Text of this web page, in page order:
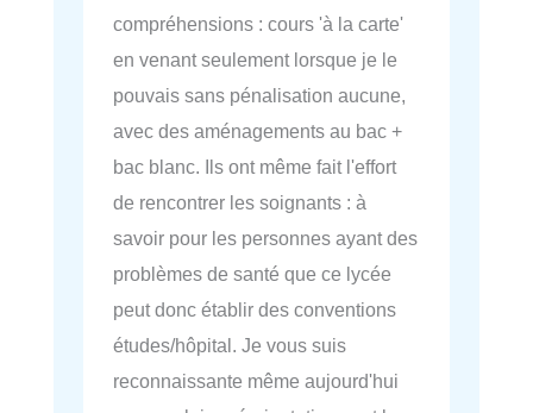
compréhensions : cours 'à la carte'
en venant seulement lorsque je le
pouvais sans pénalisation aucune,
avec des aménagements au bac +
bac blanc. Ils ont même fait l'effort
de rencontrer les soignants : à
savoir pour les personnes ayant des
problèmes de santé que ce lycée
peut donc établir des conventions
études/hôpital. Je vous suis
reconnaissante même aujourd'hui